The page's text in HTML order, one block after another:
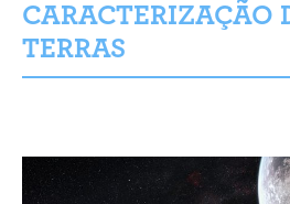
CARACTERIZAÇÃO
TERRAS